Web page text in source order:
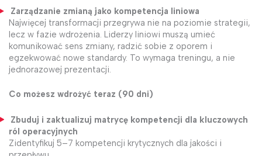
Zarządzanie zmianą jako kompetencja liniowa
Najwięcej transformacji przegrywa nie na poziomie strategii,
lecz w fazie wdrożenia. Liderzy liniowi muszą umieć
komunikować sens zmiany, radzić sobie z oporem i
egzekwować nowe standardy. To wymaga treningu, a nie
jednorazowej prezentacji.
Co możesz wdrożyć teraz (90 dni)
Zbuduj i zaktualizuj matrycę kompetencji dla kluczowych
ról operacyjnych
Zidentyfikuj 5–7 kompetencji krytycznych dla jakości i